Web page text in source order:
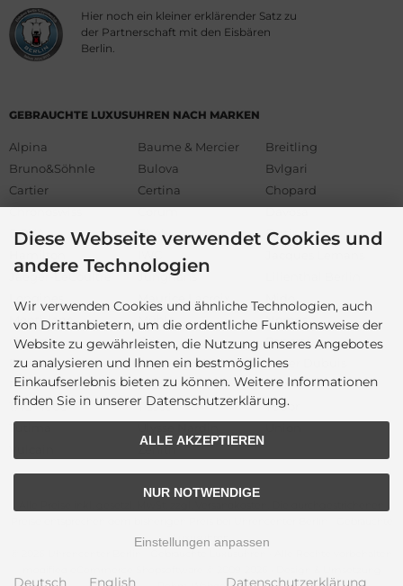
Hier noch ein kleiner erklärender Satz zu
der Partnerschaft mit den Eisbären
Berlin.
GEBRAUCHTE LUXUSUHREN NACH MARKEN
Alpina Baume & Mercier
Breitling
Bruno&Söhnle
Bulova
Bvlgari
Cartier
Certina
Chopard
Chronoswiss
Corum
Davosa
DOXA
Ebel
Fortis
Jaeger-LeCoultre
Junghans
Longines
Maurice Lacroix
Mido
Montblanc
Mühle
Nomos
Omega
Oris
Panerai
Rado
Raymond Weil
Roger Dubuis
Rolex
Sector
Sinn
TAG Heuer
Tissot
Tudor
Tutima
Zenith
Luxusuhren.
Diese Webseite verwendet Cookies und
andere Technologien
Wir verwenden Cookies und ähnliche Technologien, auch
von Drittanbietern, um die ordentliche Funktionsweise der
Website zu gewährleisten, die Nutzung unseres Angebotes
zu analysieren und Ihnen ein bestmögliches
Einkaufserlebnis bieten zu können. Weitere Informationen
finden Sie in unserer Datenschutzerklärung.
ALLE AKZEPTIEREN
NUR NOTWENDIGE
Einstellungen anpassen
Deutsch English Datenschutzerklärung